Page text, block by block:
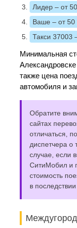
Лидер – от
Ваше – от 50
Такси 37003
Минимальная
также цена
автомобиля и
Обратите
сайтах
отличаться,
диспетчера о
случае, если
СитиМобил и
стоимость
в